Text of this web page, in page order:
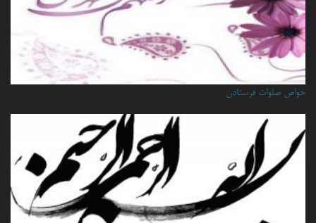
خواص صلوات فرستادن